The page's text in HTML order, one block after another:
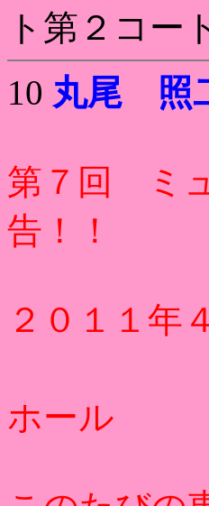
ト第２コー
10 丸尾 照
第７回 ミ
告！！
２０１１年
ホール